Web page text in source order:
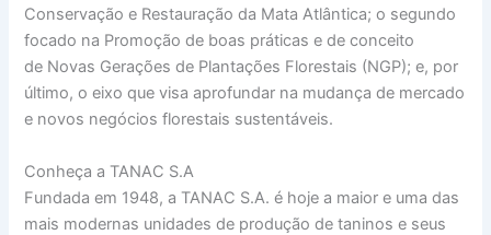
Conservação e Restauração da Mata Atlântica; o segundo
focado na Promoção de boas práticas e de conceito
de Novas Gerações de Plantações Florestais (NGP); e, por
último, o eixo que visa aprofundar na mudança de mercado
e novos negócios florestais sustentáveis.
Conheça a TANAC S.A
Fundada em 1948, a TANAC S.A. é hoje a maior e uma das
mais modernas unidades de produção de taninos e seus